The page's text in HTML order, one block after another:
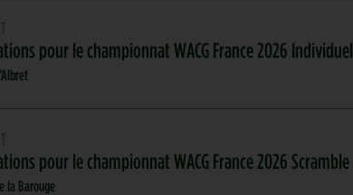
pour le championnat WACG France 2026 Individuel
pour le championnat WACG France 2026 Scramble
la Barouge